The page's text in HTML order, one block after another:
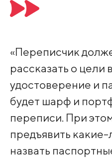
«Переписчик
рассказать о цели
удостоверение и
будет шарф и
переписи. При
предъявить
назвать